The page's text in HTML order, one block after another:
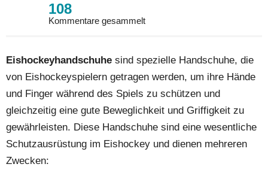
108
Kommentare gesammelt
Eishockeyhandschuhe sind spezielle Handschuhe, die
von Eishockeyspielern getragen werden, um ihre Hände
und Finger während des Spiels zu schützen und
gleichzeitig eine gute Beweglichkeit und Griffigkeit zu
gewährleisten. Diese Handschuhe sind eine wesentliche
Schutzausrüstung im Eishockey und dienen mehreren
Zwecken: